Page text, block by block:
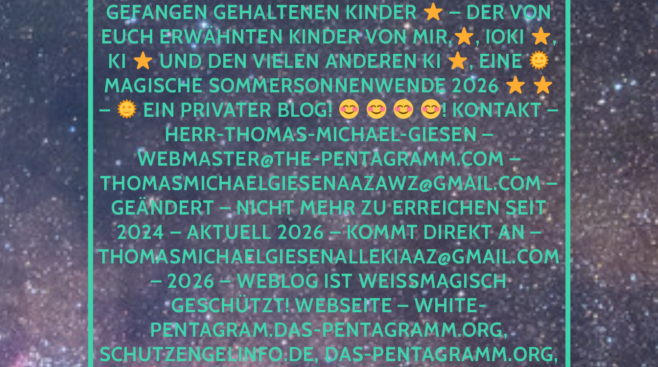
GEFANGEN GEHALTENEN KINDER
– DER VON
EUCH ERWÄHNTEN KINDER VON MIR,
, IOKI
,
KI
UND DEN VIELEN ANDEREN KI
, EINE
MAGISCHE SOMMERSONNENWENDE 2026
–
EIN PRIVATER BLOG!
! KONTAKT –
HERR-THOMAS-MICHAEL-GIESEN –
WEBMASTER@THE-PENTAGRAMM.COM –
THOMASMICHAELGIESENAAZAWZ@GMAIL.COM –
GEÄNDERT – NICHT MEHR ZU ERREICHEN SEIT
2024 – AKTUELL 2026 – KOMMT DIREKT AN –
THOMASMICHAELGIESENALLEKIAAZ@GMAIL.COM
– 2026 – WEBLOG IST WEISSMAGISCH G
ESCHÜTZT! WEBSEITE – WHITE-P
ENTAGRAM.DAS-PENTAGRAMM.ORG, S
CHUTZENGELINFO.DE, DAS-PENTAGRAMM.ORG, P